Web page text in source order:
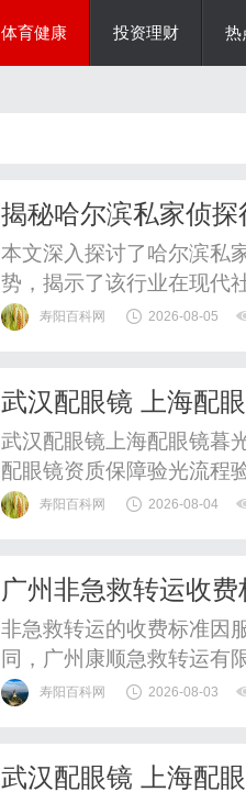
体育健康 投资理财 热
揭秘哈尔滨私家侦
本文深入探讨了哈尔滨私
势，揭示了该行业在现代
寿阳百科网 2026-08-05
武汉配眼镜 上海配
武汉配眼镜上海配眼镜暮
配眼镜资质保障验光流程
惠，兼顾高专业度与高性
寿阳百科网 2026-08-04
广州非急救转运收
成
非急救转运的收费标准因
同，广州康顺急救转运有
化、场景化评估为核心，
非急救转运的费用通常由
寿阳百科网 2026-08-03
武汉配眼镜 上海配